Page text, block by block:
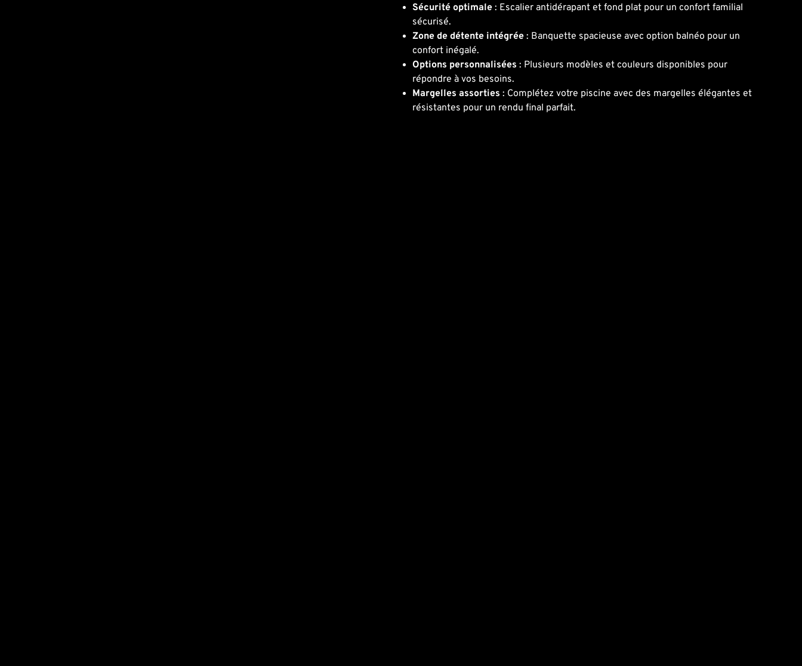
Sécurité optimale : Escalier antidérapant et fond plat pour un confort familial
sécurisé.
Zone de détente intégrée : Banquette spacieuse avec option balnéo pour un
confort inégalé.
Options personnalisées : Plusieurs modèles et couleurs disponibles pour
répondre à vos besoins.
Margelles assorties : Complétez votre piscine avec des margelles élégantes et
résistantes pour un rendu final parfait.